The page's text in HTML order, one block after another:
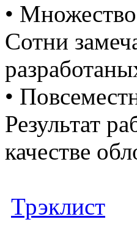
•
Сотни
•
Результат
качестве
Трэклист